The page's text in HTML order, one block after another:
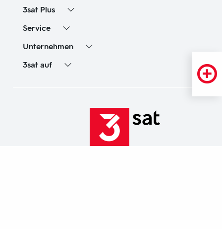
3sat Plus
Service
Unternehmen
3sat auf